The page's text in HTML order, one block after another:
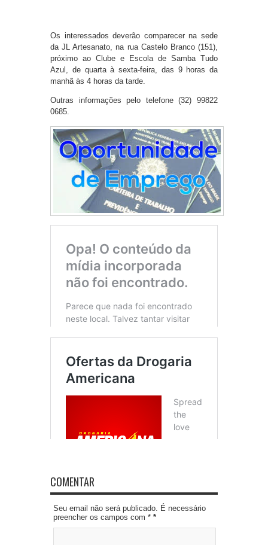
Os interessados deverão comparecer na sede
da JL Artesanato, na rua Castelo Branco (151),
próximo ao Clube e Escola de Samba Tudo
Azul, de quarta à sexta-feira, das 9 horas da
manhã às 4 horas da tarde.
Outras informações pelo telefone (32) 99822
0685.
COMENTAR
Seu email não será publicado. É necessário
preencher os campos com * *